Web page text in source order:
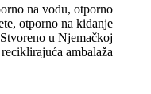
na vodu, otporno
otporno na kidanje
Stvoreno u Njemačkoj
ambalaža